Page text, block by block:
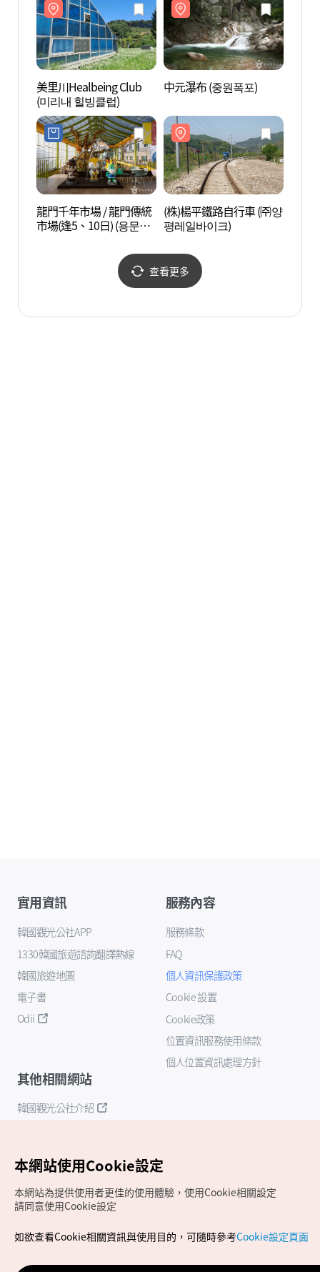
美里川Healbeing Club
(미리내 힐빙클럽)
中元瀑布 (중원폭포)
龍門千年市場 / 龍門傳統
市場(逢5、10日) (용문천
(株)楊平鐵路自行車 (㈜양
평레일바이크)
查看更多
實用資訊
韓國觀光公社APP
1330韓國旅遊諮詢翻譯熱線
韓國旅遊地圖
電子書
Odii
服務內容
服務條款
FAQ
個人資訊保護政策
Cookie 設置
Cookie政策
位置資訊服務使用條款
個人位置資訊處理方針
其他相關網站
韓國觀光公社介紹
Copyrights (c) 韓國觀光公社版權所有
如有相關疑問或建議，歡迎來信至官方信箱
本網站使用Cookie設定
本網站為提供使用者更佳的使用體驗，使用Cookie相關設定
請同意使用Cookie設定
如欲查看Cookie相關資訊與使用目的，可隨時參考Cookie設定頁面